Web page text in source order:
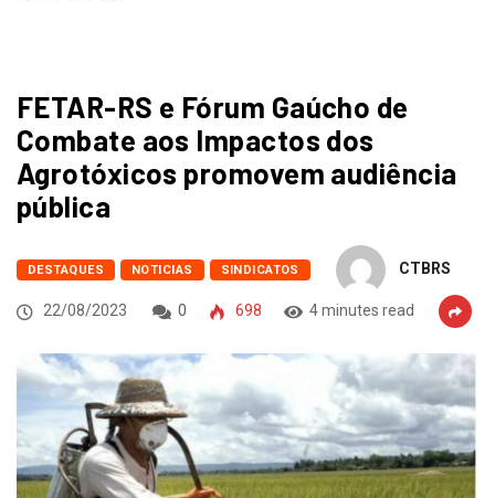
FETAR-RS e Fórum Gaúcho de
Combate aos Impactos dos
Agrotóxicos promovem audiência
pública
DESTAQUES NOTICIAS SINDICATOS CTBRS
22/08/2023 0 698 4 minutes read